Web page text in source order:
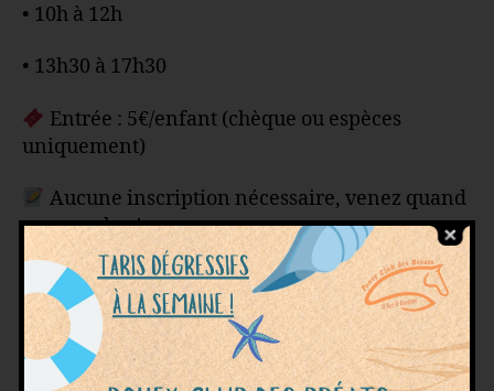
• 10h à 12h
• 13h30 à 17h30
Entrée : 5€/enfant (chèque ou espèces
uniquement)
Aucune inscription nécessaire, venez quand
vous voulez !
Nous avons hâte de vous accueillir pour fêter
Pâques ensemble !